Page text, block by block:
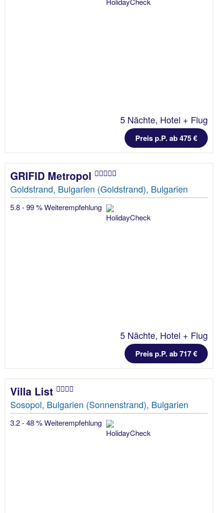
5 Nächte, Hotel + Flug
Preis p.P. ab 475 €
GRIFID Metropol
Goldstrand, Bulgarien (Goldstrand), Bulgarien
5.8 - 99 % Weiterempfehlung
5 Nächte, Hotel + Flug
Preis p.P. ab 717 €
Villa List
Sosopol, Bulgarien (Sonnenstrand), Bulgarien
3.2 - 48 % Weiterempfehlung